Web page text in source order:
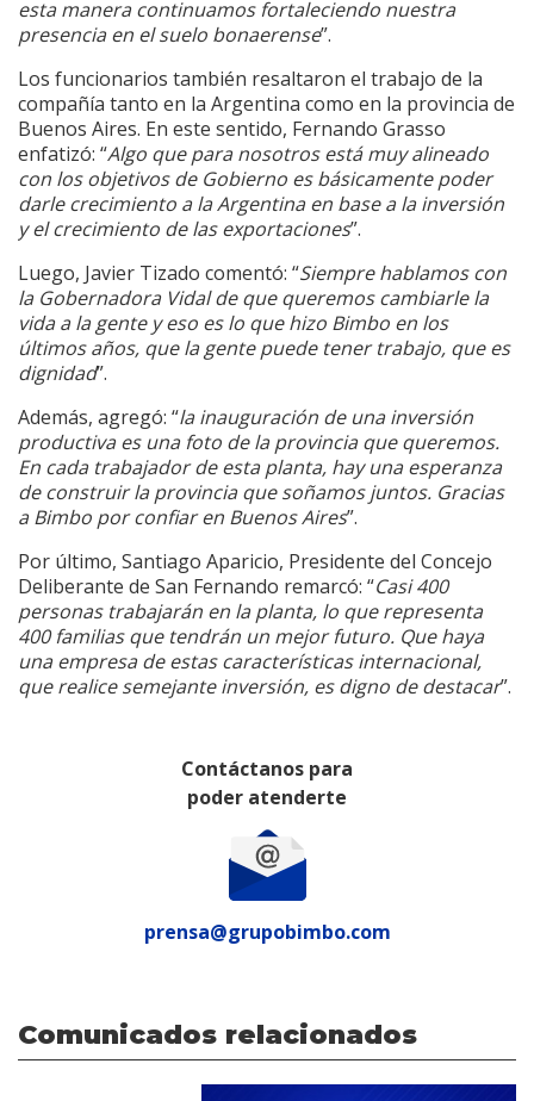
esta manera continuamos fortaleciendo nuestra
presencia en el suelo bonaerense”.
Los funcionarios también resaltaron el trabajo de la
compañía tanto en la Argentina como en la provincia de
Buenos Aires. En este sentido, Fernando Grasso
enfatizó: “Algo que para nosotros está muy alineado
con los objetivos de Gobierno es básicamente poder
darle crecimiento a la Argentina en base a la inversión
y el crecimiento de las exportaciones”.
Luego, Javier Tizado comentó: “Siempre hablamos con
la Gobernadora Vidal de que queremos cambiarle la
vida a la gente y eso es lo que hizo Bimbo en los
últimos años, que la gente puede tener trabajo, que es
dignidad”.
Además, agregó: “la inauguración de una inversión
productiva es una foto de la provincia que queremos.
En cada trabajador de esta planta, hay una esperanza
de construir la provincia que soñamos juntos. Gracias
a Bimbo por confiar en Buenos Aires”.
Por último, Santiago Aparicio, Presidente del Concejo
Deliberante de San Fernando remarcó: “Casi 400
personas trabajarán en la planta, lo que representa
400 familias que tendrán un mejor futuro. Que haya
una empresa de estas características internacional,
que realice semejante inversión, es digno de destacar”.
Contáctanos para
poder atenderte
prensa@grupobimbo.com
Comunicados relacionados